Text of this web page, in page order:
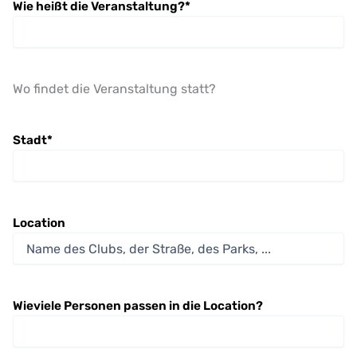
Wie heißt die Veranstaltung?*
Wo findet die Veranstaltung statt?
Stadt*
Location
Wieviele Personen passen in die Location?